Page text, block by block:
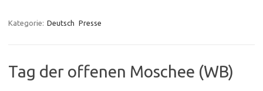
Kategorie: Deutsch Presse
Tag der offenen Moschee (WB)